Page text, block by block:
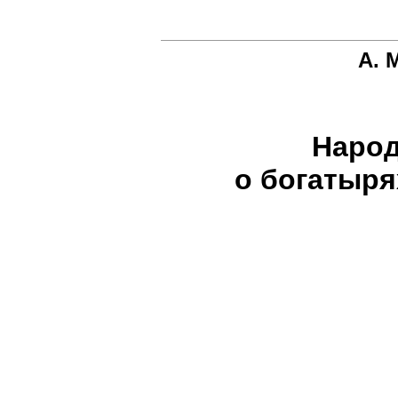
А.
о